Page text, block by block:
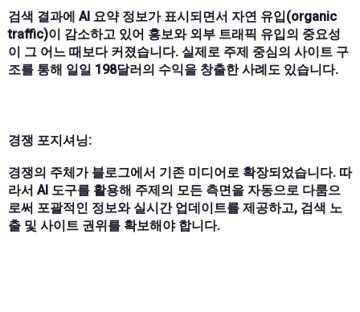
검색 결과에 AI 요약 정보가 표시되면서 자연 유입(organic
traffic)이 감소하고 있어 홍보와 외부 트래픽 유입의 중요성
이 그 어느 때보다 커졌습니다. 실제로 주제 중심의 사이트 구
조를 통해 일일 198달러의 수익을 창출한 사례도 있습니다.
경쟁 포지셔닝:
경쟁의 주체가 블로그에서 기존 미디어로 확장되었습니다. 따
라서 AI 도구를 활용해 주제의 모든 측면을 자동으로 다룸으
로써 포괄적인 정보와 실시간 업데이트를 제공하고, 검색 노
출 및 사이트 권위를 확보해야 합니다.